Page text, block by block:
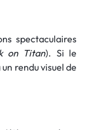
spectaculaires
on Titan). Si le
rendu visuel de